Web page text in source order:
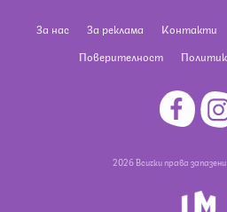
За нас За реклама Контакти
Поверителност
2026 Всички права запазени.